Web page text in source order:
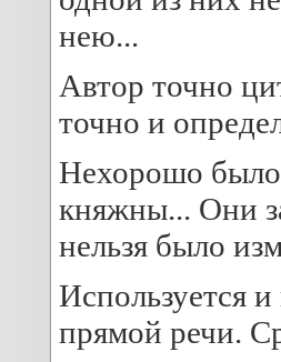
нею...
Автор точно
точно и
Нехорошо было
княжны... Они
нельзя было
Используется и
прямой речи.